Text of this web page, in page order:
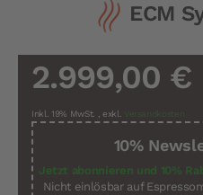
ECM
2.999,00 €
Inkl. 19% MwSt. , exkl. Versandkosten
10%
Jetzt abonnieren und 10%
Nicht einlösbar auf